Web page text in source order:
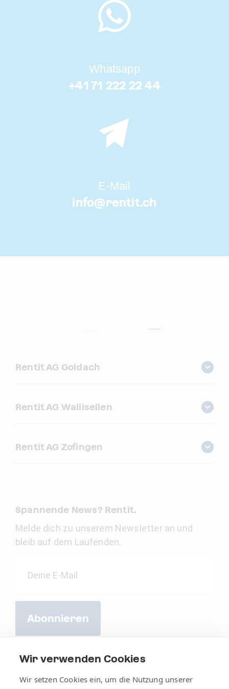
Wir verwenden Cookies
Wir setzen Cookies ein, um die Nutzung unserer
Whatsapp
+41 71 222 22 44
E-Mail
info@rentit.ch
Rentit AG Goldach
Rentit AG Wallisellen
Rentit AG Zofingen
Spannende News? Rentit.
Melde dich zu unserem Newsletter an und
bleib auf dem Laufenden.
Abonnieren